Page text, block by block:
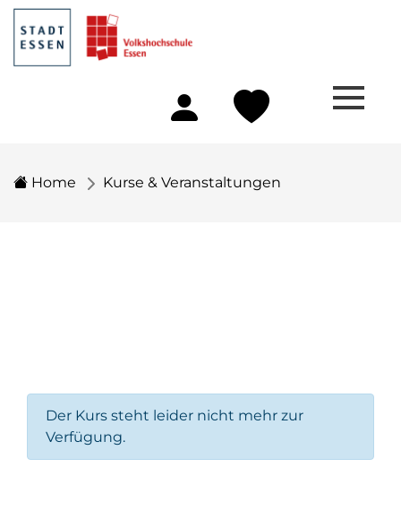
Home Kurse & Veranstaltungen
Der Kurs steht leider nicht mehr zur
Verfügung.